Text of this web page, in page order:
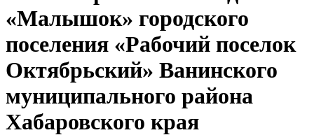
«Малышок» городского
поселения «Рабочий поселок
Октябрьский» Ванинского
муниципального района
Хабаровского края